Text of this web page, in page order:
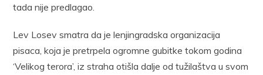
tada nije predlagao.
Lev Losev smatra da je lenjingradska organizacija
pisaca, koja je pretrpela ogromne gubitke tokom godina
‘Velikog terora’, iz straha otišla dalje od tužilaštva u svom